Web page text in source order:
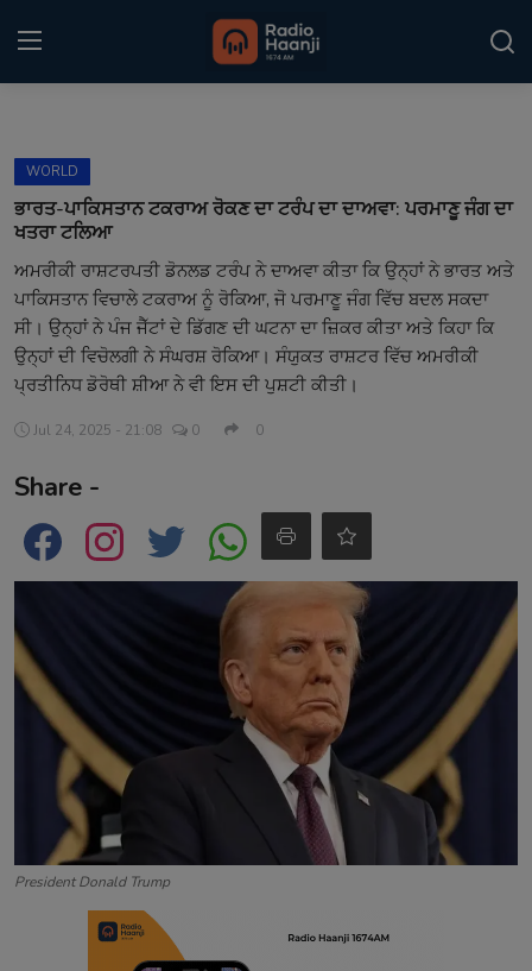
Home
Kitaab Kahani
Gallery
Contact
WORLD
ਭਾਰਤ-ਪਾਕਿਸਤਾਨ ਟਕਰਾਅ ਰੋਕਣ ਦਾ ਟਰੰਪ ਦਾ ਦਾਅਵਾ: ਪਰਮਾਣੂ ਜੰਗ ਦਾ
ਖਤਰਾ ਟਲਿਆ
ਅਮਰੀਕੀ ਰਾਸ਼ਟਰਪਤੀ ਡੋਨਲਡ ਟਰੰਪ ਨੇ ਦਾਅਵਾ ਕੀਤਾ ਕਿ ਉਨ੍ਹਾਂ ਨੇ ਭਾਰਤ ਅਤੇ
ਪਾਕਿਸਤਾਨ ਵਿਚਾਲੇ ਟਕਰਾਅ ਨੂੰ ਰੋਕਿਆ, ਜੋ ਪਰਮਾਣੂ ਜੰਗ ਵਿੱਚ ਬਦਲ ਸਕਦਾ
ਸੀ। ਉਨ੍ਹਾਂ ਨੇ ਪੰਜ ਜੈੱਟਾਂ ਦੇ ਡਿੱਗਣ ਦੀ ਘਟਨਾ ਦਾ ਜ਼ਿਕਰ ਕੀਤਾ ਅਤੇ ਕਿਹਾ ਕਿ
ਉਨ੍ਹਾਂ ਦੀ ਵਿਚੋਲਗੀ ਨੇ ਸੰਘਰਸ਼ ਰੋਕਿਆ। ਸੰਯੁਕਤ ਰਾਸ਼ਟਰ ਵਿੱਚ ਅਮਰੀਕੀ
ਪ੍ਰਤੀਨਿਧ ਡੋਰੋਥੀ ਸ਼ੀਆ ਨੇ ਵੀ ਇਸ ਦੀ ਪੁਸ਼ਟੀ ਕੀਤੀ।
Jul 24, 2025 - 21:08 0 0
Share -
President Donald Trump